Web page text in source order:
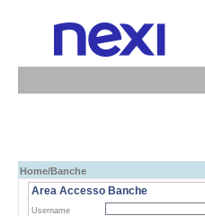
Home/Banche
Area Accesso Banche
Username